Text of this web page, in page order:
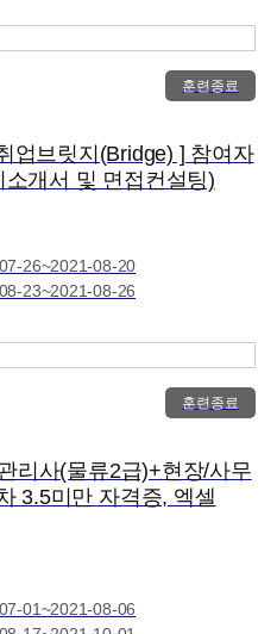
훈련종료
업브릿지(Bridge) ] 참여자
개서 및 면접컨설팅)
26~2021-08-20
23~2021-08-26
훈련종료
리사(물류2급)+현장/사무
3.5미만 자격증, 엑셀
01~2021-08-06